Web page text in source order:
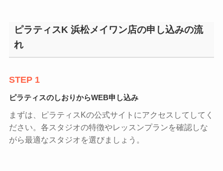
ピラティスK 浜松メイワン店の申し込みの流
れ
STEP 1
ピラティスのしおりからWEB申し込み
まずは、ピラティスKの公式サイトにアクセスしてしてく
ださい。各スタジオの特徴やレッスンプランを確認しな
がら最適なスタジオを選びましょう。